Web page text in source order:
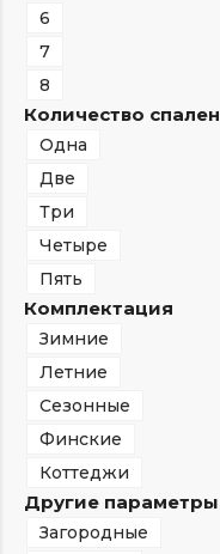
6
7
8
Количество спален
Одна
Две
Три
Четыре
Пять
Комплектация
Зимние
Летние
Сезонные
Финские
Коттеджи
Другие параметры
Загородные